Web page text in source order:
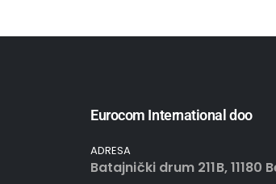
Eurocom International doo
ADRESA
Batajnički drum 211B, 11180